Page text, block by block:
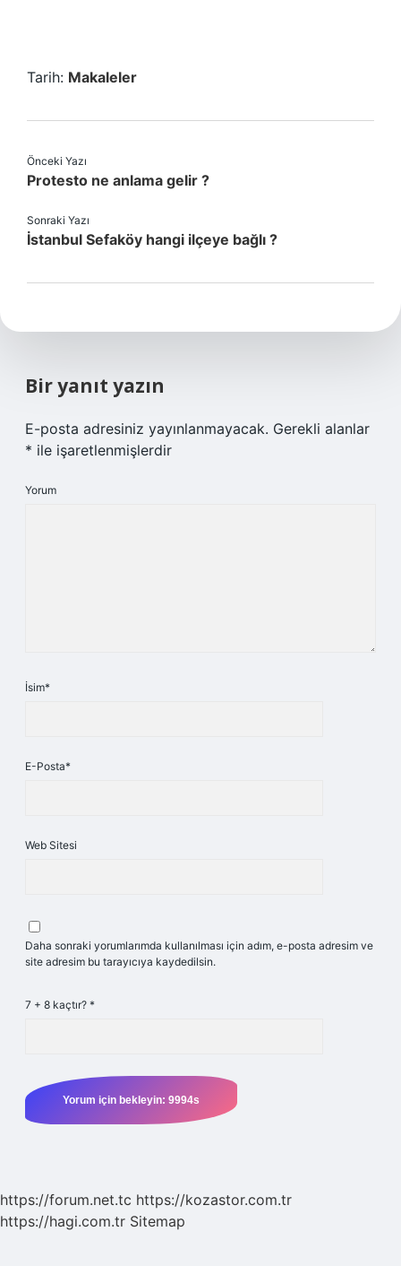
Tarih: Makaleler
Önceki Yazı
Protesto ne anlama gelir ?
Sonraki Yazı
İstanbul Sefaköy hangi ilçeye bağlı ?
Bir yanıt yazın
E-posta adresiniz yayınlanmayacak. Gerekli alanlar
* ile işaretlenmişlerdir
Yorum
İsim*
E-Posta*
Web Sitesi
Daha sonraki yorumlarımda kullanılması için adım, e-posta adresim ve
site adresim bu tarayıcıya kaydedilsin.
7 + 8 kaçtır? *
https://forum.net.tc https://kozastor.com.tr
https://hagi.com.tr Sitemap